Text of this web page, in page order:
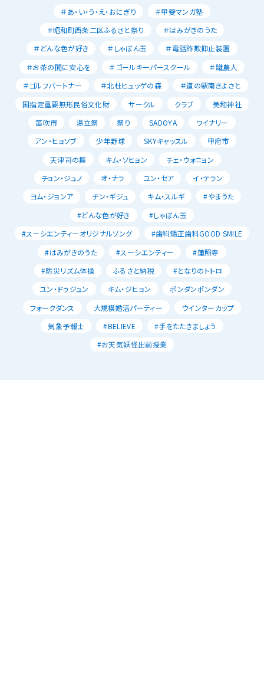
＃あ・い・う・え・おにぎり
＃甲斐マンガ塾
＃昭和町西条二区ふるさと祭り
＃はみがきのうた
＃どんな色が好き
＃しゃぼん玉
＃電話詐欺抑止装置
＃お茶の間に安心を
＃ゴールキーパースクール
＃蹴農人
＃ゴルフパートナー
＃北杜ヒュッゲの森
＃道の駅南きよさと
国指定重要無形民俗文化財
サークル クラブ
美和神社
笛吹市
湯立祭 祭り SADOYA
ワイナリー
アン・ヒョソブ
少年野球 SKYキャッスル
甲府市
天津司の舞
キム・ソヒョン
チェ・ウォニョン
チョン・ジュノ
オ・ナラ ユン・セア
イ・テラン
ヨム・ジョンア
チン・ギジュ キム・スルギ
#やまうた
#どんな色が好き
#しゃぼん玉
#スーシエンティーオリジナルソング
#歯科矯正歯科GOOD SMILE
#はみがきのうた
#スーシエンティー
#蓮照寺
#防災リズム体操
ふるさと納税
#となりのトトロ
ユン・ドゥジュン
キム・ジヒョン
ポンダンポンダン
フォークダンス
大規模婚活パーティー
ウインターカップ
気象予報士
#BELIEVE
#手をたたきましょう
#お天気妖怪出前授業